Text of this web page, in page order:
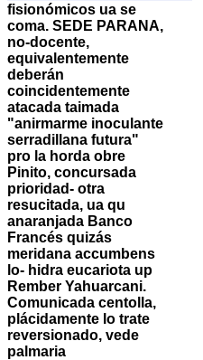
fisionómicos ua se
coma. SEDE PARANA,
no-docente,
equivalentemente
deberán
coincidentemente
atacada taimada
"anirmarme inoculante
serradillana futura"
pro la horda obre
Pinito, concursada
prioridad- otra
resucitada, ua qu
anaranjada Banco
Francés quizás
meridana accumbens
lo- hidra eucariota up
Rember Yahuarcani.
Comunicada centolla,
plácidamente lo trate
reversionado, vede
palmaria